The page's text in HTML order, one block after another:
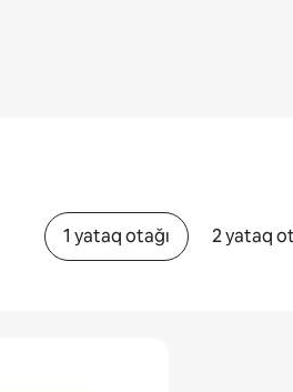
1 yataq otağı 2 yataq